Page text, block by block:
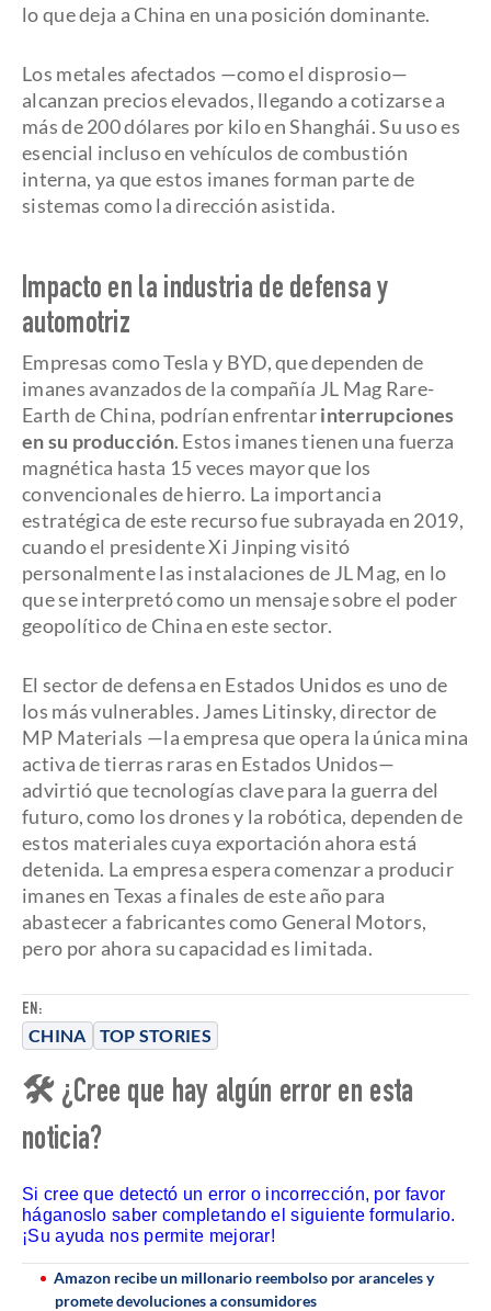
EN:
CHINA TOP STORIES
lo que deja a China en una posición dominante.
Los metales afectados —como el disprosio—
alcanzan precios elevados, llegando a cotizarse a
más de 200 dólares por kilo en Shanghái. Su uso es
esencial incluso en vehículos de combustión
interna, ya que estos imanes forman parte de
sistemas como la dirección asistida.
Impacto en la industria de defensa y
automotriz
Empresas como Tesla y BYD, que dependen de
imanes avanzados de la compañía JL Mag Rare-
Earth de China, podrían enfrentarinterrupciones
en su producción. Estos imanes tienen una fuerza
magnética hasta 15 veces mayor que los
convencionales de hierro. La importancia
estratégica de este recurso fue subrayada en 2019,
cuando el presidente Xi Jinping visitó
personalmente las instalaciones de JL Mag, en lo
que se interpretó como un mensaje sobre el poder
geopolítico de China en este sector.
El sector de defensa en Estados Unidos es uno de
los más vulnerables. James Litinsky, director de
MP Materials —la empresa que opera la única mina
activa de tierras raras en Estados Unidos—
advirtió que tecnologías clave para la guerra del
futuro, como los drones y la robótica, dependen de
estos materiales cuya exportación ahora está
detenida. La empresa espera comenzar a producir
imanes en Texas a finales de este año para
abastecer a fabricantes como General Motors,
pero por ahora su capacidad es limitada.
🛠 ¿Cree que hay algún error en esta
noticia?
Si cree que detectó un error o incorrección, por favor
háganoslo saber completando el siguiente formulario.
¡Su ayuda nos permite mejorar!
Amazon recibe un millonario reembolso por aranceles y
promete devoluciones a consumidores